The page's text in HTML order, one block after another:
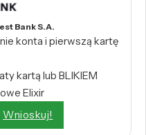
Bank S.A.
konta i pierwszą kartę
kartą lub BLIKIEM
Elixir
Wnioskuj!